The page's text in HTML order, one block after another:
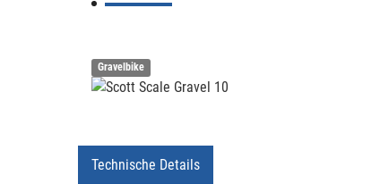
Gravelbike
Technische Details